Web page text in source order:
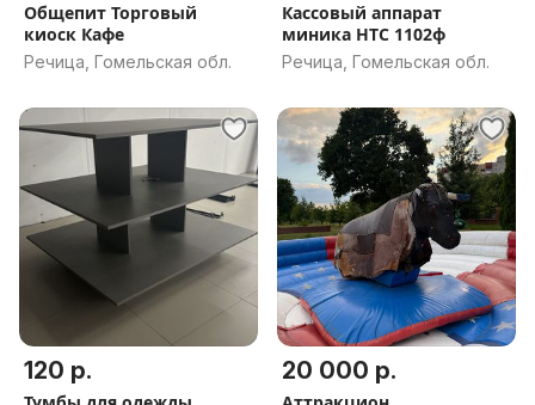
Общепит Торговый
киоск Кафе
Речица, Гомельская обл.
Кассовый аппарат
миника НТС 1102ф
Речица, Гомельская обл.
120 р. 20 000 р.